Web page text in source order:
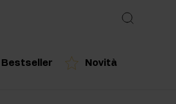
Bestseller Novità